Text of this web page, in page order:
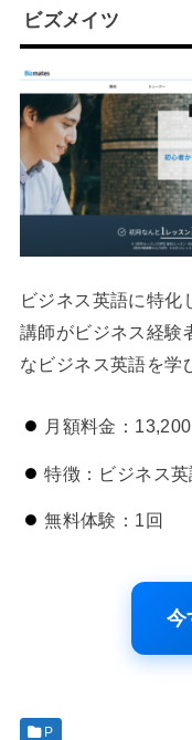
ビズメイツ
ビジネス英語に特化
講師がビジネス経験
なビジネス英語を学
月額料金：
特徴：ビジネス
無料体験：1回
今
P